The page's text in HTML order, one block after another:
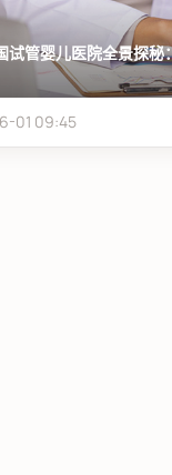
试管婴儿医院全景探秘
01 09:45